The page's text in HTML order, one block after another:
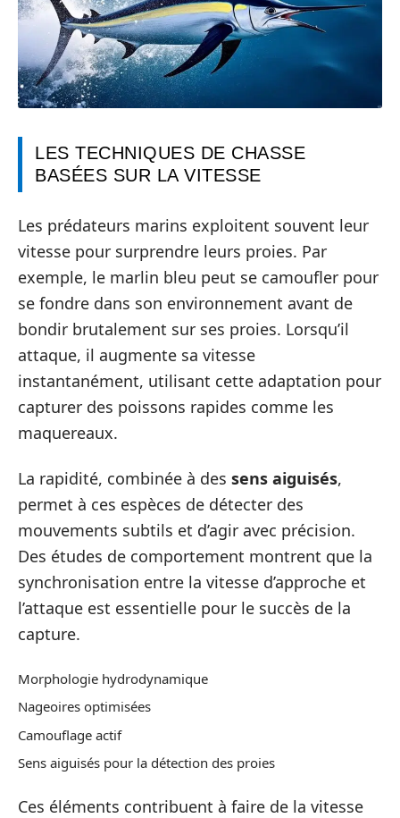
LES TECHNIQUES DE CHASSE
BASÉES SUR LA VITESSE
Les prédateurs marins exploitent souvent leur
vitesse pour surprendre leurs proies. Par
exemple, le marlin bleu peut se camoufler pour
se fondre dans son environnement avant de
bondir brutalement sur ses proies. Lorsqu’il
attaque, il augmente sa vitesse
instantanément, utilisant cette adaptation pour
capturer des poissons rapides comme les
maquereaux.
La rapidité, combinée à des sens aiguisés,
permet à ces espèces de détecter des
mouvements subtils et d’agir avec précision.
Des études de comportement montrent que la
synchronisation entre la vitesse d’approche et
l’attaque est essentielle pour le succès de la
capture.
Morphologie hydrodynamique
Nageoires optimisées
Camouflage actif
Sens aiguisés pour la détection des proies
Ces éléments contribuent à faire de la vitesse